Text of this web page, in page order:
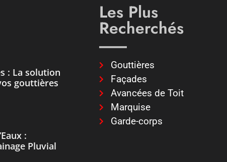
: La solution
gouttières
:
Pluvial
Les Plus
Recherchés
Gouttières
Façades
Avancées de Toit
Marquise
Garde-corps